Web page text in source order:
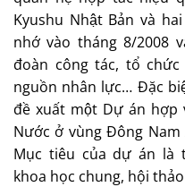
Kyushu Nhật Bản và
nhớ vào tháng 8/2008
đoàn công tác, tổ
nguồn nhân lực… Đặc
đề xuất một Dự án hợp
Nước ở vùng Đông Nam
Mục tiêu của dự án là
khoa học chung, hội